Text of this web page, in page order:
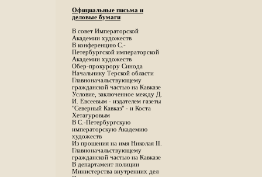
Официальные письма и
деловые бумаги
В совет Императорской
Академии художеств
В конференцию С.-
Петербургской императорской
Академии художеств
Обер-прокурору Синода
Начальнику Терской области
Главноначальствующему
гражданской частью на Кавказе
Условие, заключенное между Д.
И. Евсеевым - издателем газеты
"Северный Кавказ" - и Коста
Хетагуровым
В С.-Петербургскую
императорскую Академию
художеств
Из прошения на имя Николая II.
Главноначальствующему
гражданской частью на Кавказе
В департамент полиции
Министерства внутренних дел